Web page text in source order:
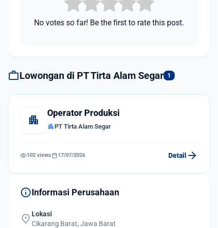
No votes so far! Be the first to rate this post.
workLowongan di PT Tirta Alam Segar 1
apartment
Operator Produksi
apartmentPT Tirta Alam Segar
visibility102 views calendar_today 17/07/2026 Detail arrow_forward
infoInformasi Perusahaan
location_on Lokasi
Cikarang Barat, Jawa Barat